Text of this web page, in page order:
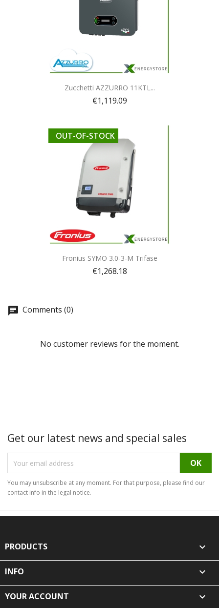
 Quick view
Zucchetti AZZURRO 11KTL...
€1,119.09
Quick view
Fronius SYMO 3.0-3-M Trifase
€1,268.18
OUT-OF-STOCK
Comments (0)
No customer reviews for the moment.
Get our latest news and special sales
You may unsubscribe at any moment. For that purpose, please find our
contact info in the legal notice.
PRODUCTS 
INFO 
YOUR ACCOUNT 